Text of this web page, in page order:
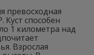
превосходная
Куст способен
1 километра над
Взрослая